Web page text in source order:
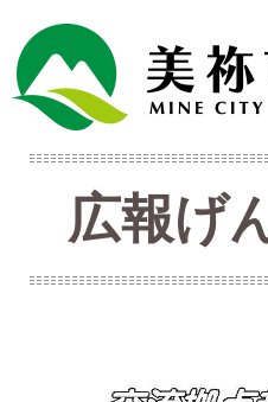
広報げ